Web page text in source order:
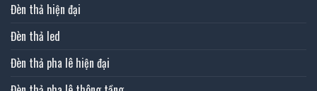
Đèn thả hiện đại
Đèn thả led
Đèn thả pha lê hiện đại